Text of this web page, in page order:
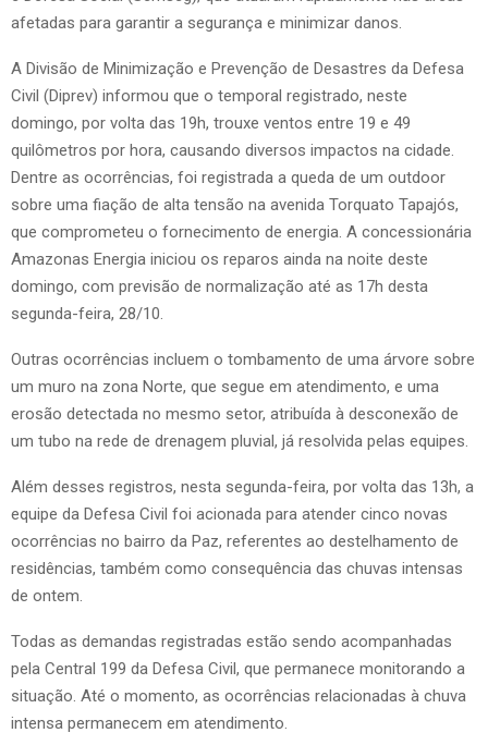
afetadas para garantir a segurança e minimizar danos.
A Divisão de Minimização e Prevenção de Desastres da Defesa
Civil (Diprev) informou que o temporal registrado, neste
domingo, por volta das 19h, trouxe ventos entre 19 e 49
quilômetros por hora, causando diversos impactos na cidade.
Dentre as ocorrências, foi registrada a queda de um outdoor
sobre uma fiação de alta tensão na avenida Torquato Tapajós,
que comprometeu o fornecimento de energia. A concessionária
Amazonas Energia iniciou os reparos ainda na noite deste
domingo, com previsão de normalização até as 17h desta
segunda-feira, 28/10.
Outras ocorrências incluem o tombamento de uma árvore sobre
um muro na zona Norte, que segue em atendimento, e uma
erosão detectada no mesmo setor, atribuída à desconexão de
um tubo na rede de drenagem pluvial, já resolvida pelas equipes.
Além desses registros, nesta segunda-feira, por volta das 13h, a
equipe da Defesa Civil foi acionada para atender cinco novas
ocorrências no bairro da Paz, referentes ao destelhamento de
residências, também como consequência das chuvas intensas
de ontem.
Todas as demandas registradas estão sendo acompanhadas
pela Central 199 da Defesa Civil, que permanece monitorando a
situação. Até o momento, as ocorrências relacionadas à chuva
intensa permanecem em atendimento.